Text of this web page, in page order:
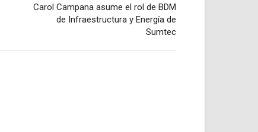
Carol Campana asume el rol de BDM
de Infraestructura y Energía de
Sumtec